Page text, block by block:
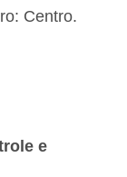
Centro.
e